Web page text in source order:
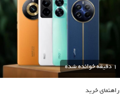
1 دقیقه خوانده شده
راهنمای خرید